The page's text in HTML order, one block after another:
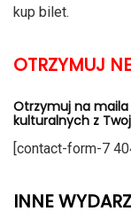
kup bilet.
OTRZYMUJ
Otrzymuj na
kulturalnych z
[contact-form-7
INNE